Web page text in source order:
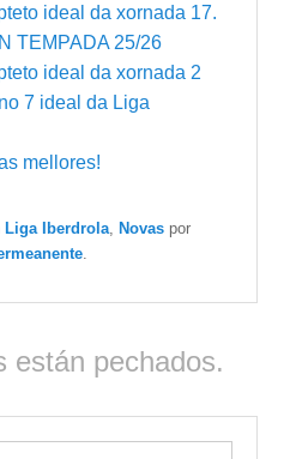
ideal da xornada 17.
TEMPADA 25/26
ideal da xornada 2
7 ideal da Liga
mellores!
Liga Iberdrola Novas por
están pechados.